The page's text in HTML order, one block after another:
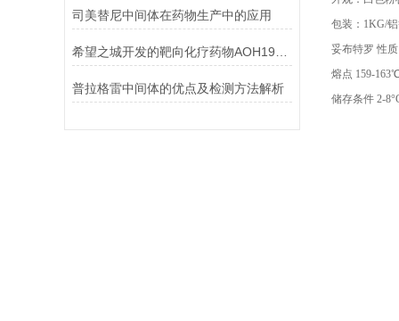
司美替尼中间体在药物生产中的应用
普拉格雷中间体的优点及检测方法解析
包装：1KG/
妥布特罗 性质
熔点 159-
储存条件 2-